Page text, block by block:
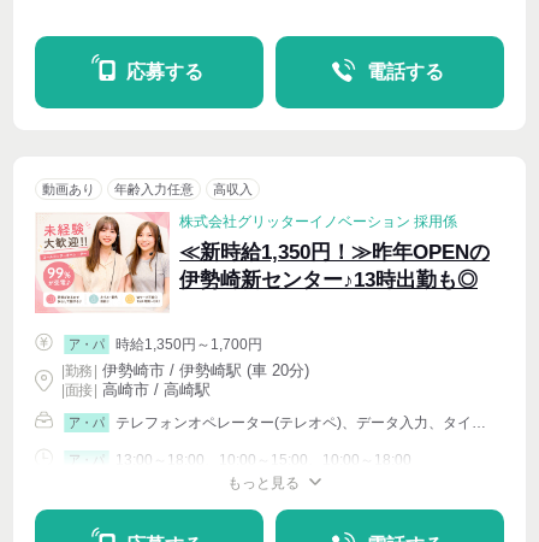
応募する 電話する
動画あり 年齢入力任意 高収入
株式会社グリッターイノベーション 採用係
≪新時給1,350円！≫昨年OPENの
伊勢崎新センター♪13時出勤も◎
ア・パ
時給1,350円～1,700円
|勤務 伊勢崎市 / 伊勢崎駅 (車 20分)
| 面接 | 高崎市 / 高崎駅
ア・パ テレフォンオペレーター(テレオペ)、データ入力、タイピング(PC・パソコン・インターネット)、イベントその他
ア・パ 13:00～18:00、10:00～15:00、10:00～18:00
もっと見る